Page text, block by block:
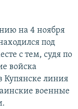
на 4 ноября
под
с тем, судя по
войска
Купянске линия
военные